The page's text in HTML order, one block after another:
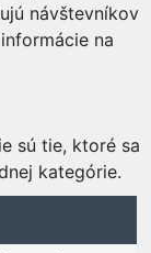
návštevníkov
na
sú tie, ktoré sa
kategórie.